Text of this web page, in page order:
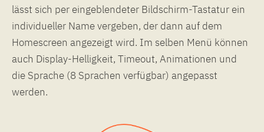
lässt sich per eingeblendeter Bildschirm-Tastatur ein
individueller Name vergeben, der dann auf dem
Homescreen angezeigt wird. Im selben Menü können
auch Display-Helligkeit, Timeout, Animationen und
die Sprache (8 Sprachen verfügbar) angepasst
werden.